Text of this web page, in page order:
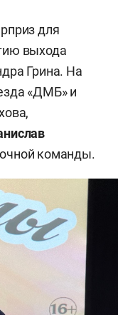
для
выхода
Грина. На
«ДМБ» и
команды.